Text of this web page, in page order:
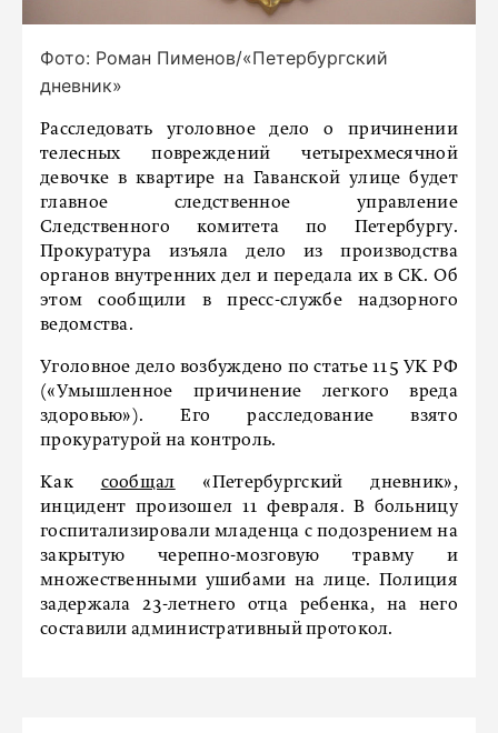
Фото: Роман Пименов/«Петербургский
дневник»
Расследовать уголовное дело о причинении
телесных повреждений четырехмесячной
девочке в квартире на Гаванской улице будет
главное следственное управление
Следственного комитета по Петербургу.
Прокуратура изъяла дело из производства
органов внутренних дел и передала их в СК. Об
этом сообщили в пресс-службе надзорного
ведомства.
Уголовное дело возбуждено по статье 115 УК РФ
(«Умышленное причинение легкого вреда
здоровью»). Его расследование взято
прокуратурой на контроль.
Как сообщал «Петербургский дневник»,
инцидент произошел 11 февраля. В больницу
госпитализировали младенца с подозрением на
закрытую черепно-мозговую травму и
множественными ушибами на лице. Полиция
задержала 23-летнего отца ребенка, на него
составили административный протокол.